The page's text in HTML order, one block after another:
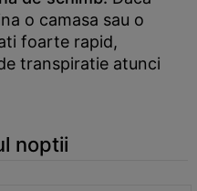
o camasa sau o
foarte rapid,
transpiratie atunci
noptii